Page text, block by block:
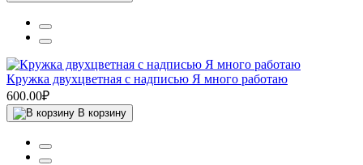
Кружка двухцветная с надписью Я много работаю
600.00₽
В корзину